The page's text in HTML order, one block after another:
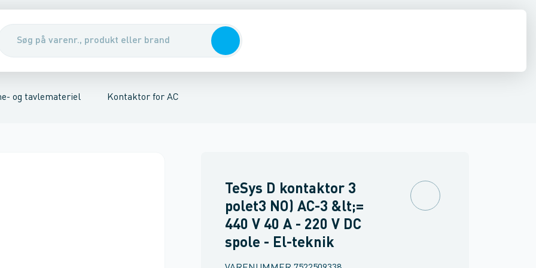
Kabler, rør & jording/udligningTavler, kabelskabe & DIN-skinne materiel
og tavlemateriel
DIN-skinne- og tavlematerielBetjening og signal
Kontaktor for AC
TeSys D kontaktor 3
polet3 NO) AC-3 &lt;=
440 V 40 A - 220 V DC
spole - El-teknik